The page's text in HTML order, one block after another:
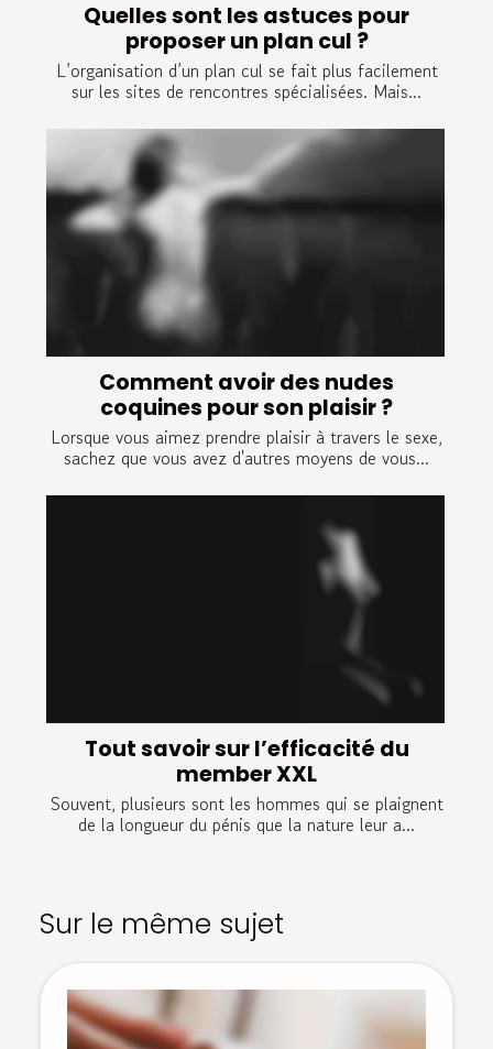
Quelles sont les astuces pour
proposer un plan cul ?
L’organisation d’un plan cul se fait plus facilement
sur les sites de rencontres spécialisées. Mais...
Comment avoir des nudes
coquines pour son plaisir ?
Lorsque vous aimez prendre plaisir à travers le sexe,
sachez que vous avez d'autres moyens de vous...
Tout savoir sur l’efficacité du
member XXL
Souvent, plusieurs sont les hommes qui se plaignent
de la longueur du pénis que la nature leur a...
Sur le même sujet